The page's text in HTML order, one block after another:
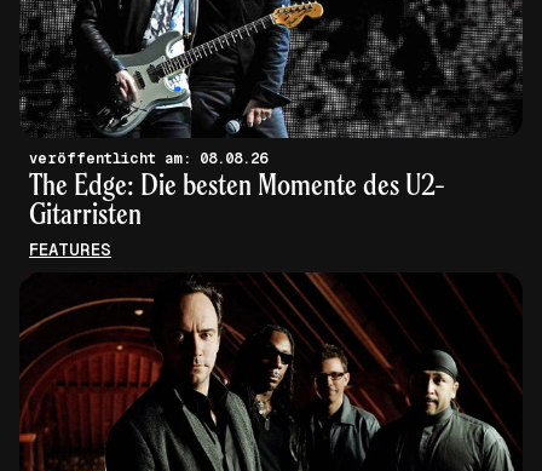
veröffentlicht am: 08.08.26
The Edge: Die besten Momente des U2-
Gitarristen
FEATURES